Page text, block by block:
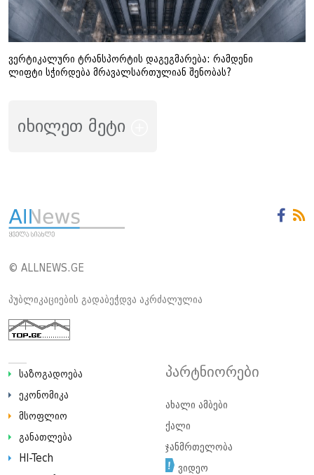
ვერტიკალური ტრანსპორტის დაგეგმარება: რამდენი
ლიფტი სჭირდება მრავალსართულიან შენობას?
იხილეთ მეტი
© ALLNEWS.GE
პუბლიკაციების გადაბეჭდვა აკრძალულია
საზოგადოება
ეკონომიკა
მსოფლიო
განათლება
HI-Tech
პარტნიორები
ახალი ამბები
ქალი
ჯანმრთელობა
ვიდეო